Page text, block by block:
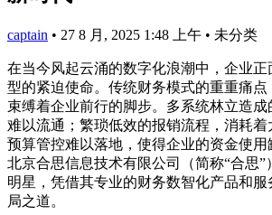
captain • 27 8 月, 2025 1:48 上午 • 未分类
在当今风起云涌的数字化浪潮中，企业
型的紧迫使命。传统财务模式的重重痛点
束缚着企业前行的脚步。多系统林立造成
难以流通；繁琐低效的报销流程，消耗着
预算管控难以落地，使得企业的资金使
北京合思信息技术有限公司（简称“合思”
明星，凭借其专业的财务数智化产品和
局之道。